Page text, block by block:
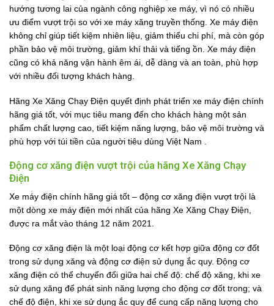
hướng tương lai của ngành công nghiệp xe máy, vì nó có nhiều
ưu điểm vượt trội so với xe máy xăng truyền thống. Xe máy điện
không chỉ giúp tiết kiệm nhiên liệu, giảm thiểu chi phí, mà còn góp
phần bảo vệ môi trường, giảm khí thải và tiếng ồn. Xe máy điện
cũng có khả năng vận hành êm ái, dễ dàng và an toàn, phù hợp
với nhiều đối tượng khách hàng.
Hãng Xe Xăng Chạy Điện quyết định phát triển xe máy điện chính
hãng giá tốt, với mục tiêu mang đến cho khách hàng một sản
phẩm chất lượng cao, tiết kiệm năng lượng, bảo vệ môi trường và
phù hợp với túi tiền của người tiêu dùng Việt Nam .
Động cơ xăng điện vượt trội của hãng Xe Xăng Chạy
Điện
Xe máy điện chính hãng giá tốt – động cơ xăng điện vượt trội là
một dòng xe máy điện mới nhất của hãng Xe Xăng Chạy Điện,
được ra mắt vào tháng 12 năm 2021.
Động cơ xăng điện là một loại động cơ kết hợp giữa động cơ đốt
trong sử dụng xăng và động cơ điện sử dụng ắc quy. Động cơ
xăng điện có thể chuyển đổi giữa hai chế độ: chế độ xăng, khi xe
sử dụng xăng để phát sinh năng lượng cho động cơ đốt trong; và
chế độ điện, khi xe sử dụng ắc quy để cung cấp năng lượng cho